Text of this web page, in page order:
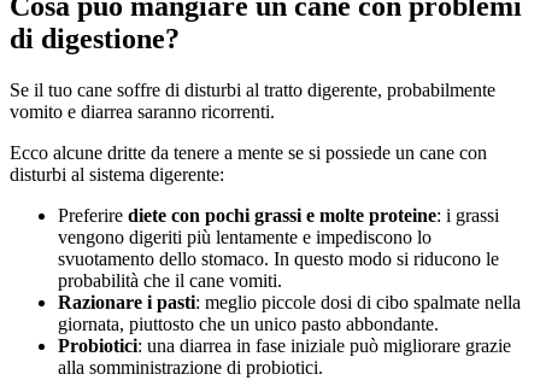
Cosa può mangiare un cane con problemi
di digestione?
Se il tuo cane soffre di disturbi al tratto digerente, probabilmente
vomito e diarrea saranno ricorrenti.
Ecco alcune dritte da tenere a mente se si possiede un cane con
disturbi al sistema digerente:
Preferire diete con pochi grassi e molte proteine: i grassi
vengono digeriti più lentamente e impediscono lo
svuotamento dello stomaco. In questo modo si riducono le
probabilità che il cane vomiti.
Razionare i pasti: meglio piccole dosi di cibo spalmate nella
giornata, piuttosto che un unico pasto abbondante.
Probiotici: una diarrea in fase iniziale può migliorare grazie
alla somministrazione di probiotici.